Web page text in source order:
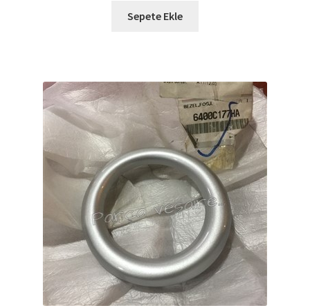
Sepete Ekle